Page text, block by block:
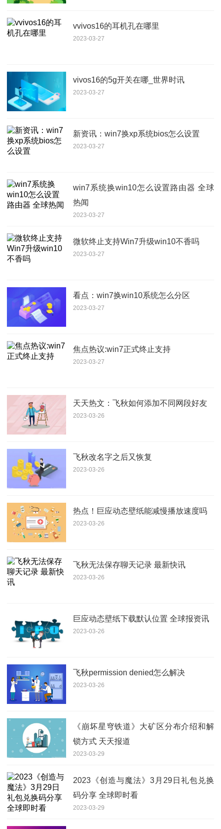
vvivos16的耳机孔在哪里
2023-03-27
vivos16的5g开关在哪_世界时讯
2023-03-27
新资讯：win7换xp系统bios怎么设置
2023-03-27
win7系统换win10怎么设置路由器 全球
热闻
2023-03-27
微软终止支持Win7升级win10不香吗
2023-03-27
看点：win7换win10系统怎么分区
2023-03-27
焦点热议:win7正式终止支持
2023-03-27
天天热文：飞秋如何添加不同网段好友
2023-03-26
飞秋改名字之后又恢复
2023-03-26
热点！巨应动态壁纸能减慢播放速度吗
2023-03-26
飞秋无法保存聊天记录 最新快讯
2023-03-26
巨应动态壁纸下载默认位置 全球报资讯
2023-03-26
飞秋permission denied怎么解决
2023-03-26
《崩坏星穹铁道》大矿区分布介绍和解
锁方式 天天报道
2023-03-29
2023《创造与魔法》3月29日礼包兑换
码分享 全球即时看
2023-03-29